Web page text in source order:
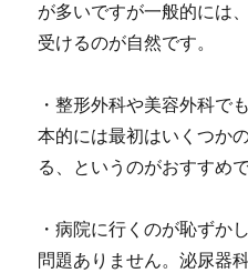
が多いですが一般的には
受けるのが自然です。
・整形外科や美容外科で
本的には最初はいくつか
る 、というのがおすすめで
・病院に行くのが恥ずか
問題ありません。泌尿器